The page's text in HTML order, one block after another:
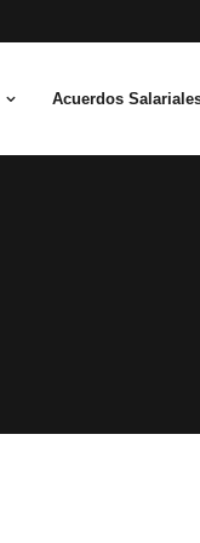
Acuerdos